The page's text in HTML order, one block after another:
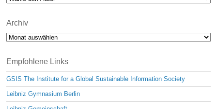
Archiv
Archiv
Empfohlene Links
GSIS The Institute for a Global Sustainable Information Society
Leibniz Gymnasium Berlin